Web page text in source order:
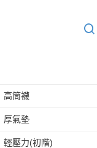
高筒襪
厚氣墊
輕壓力(初階)